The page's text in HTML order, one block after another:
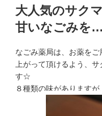
日:
大人気のサク
甘いなごみを…
なごみ薬局は、お薬を
上がって頂けるよう、
す☆
８種類の味があります